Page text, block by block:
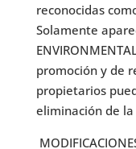
reconocidas
Solamente
promoción y de
propietarios
eliminación de